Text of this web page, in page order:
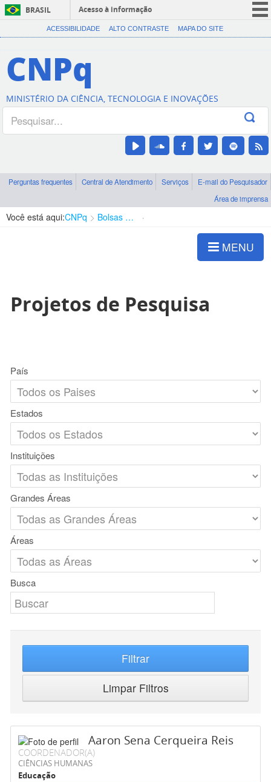
BRASIL
Acesso à informação
CORONAVÍRUS (COVID-19)
Canais
ACESSIBILIDADE ALTO CONTRASTE MAPA DO SITE
CNPq
MINISTÉRIO DA CIÊNCIA, TECNOLOGIA E INOVAÇÕES
Perguntas frequentes Central de Atendimento Serviços
E-mail do Pesquisador
Área de imprensa
Você está aqui:CNPq Bolsas e Auxílios Vigentes
MENU
Projetos de Pesquisa
País
Estados
Instituições
Grandes Áreas
Áreas
Busca
Filtrar
Limpar Filtros
Aaron Sena Cerqueira Reis
COORDENADOR(A)
CIÊNCIAS HUMANAS
Educação